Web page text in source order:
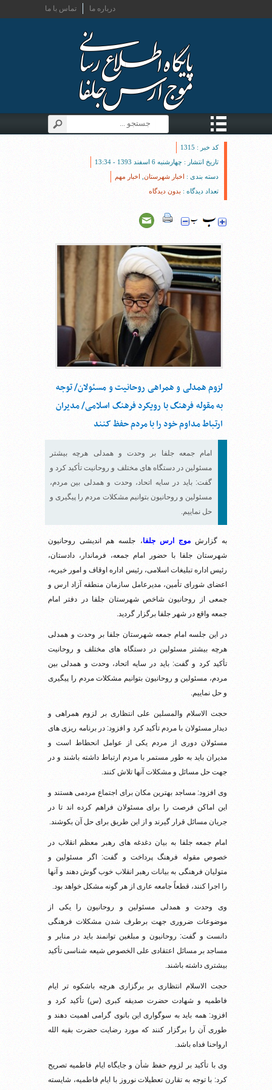
تماس با ما درباره ما
کد خبر : 1315
تاریخ انتشار : چهارشنبه 6 اسفند 1393 - 13:34
دسته بندی : اخبار شهرستان اخبار مهم
تعداد دیدگاه : بدون دیدگاه
لزوم همدلی و همراهی روحانیت و مسئولان/ توجه
به مقوله فرهنگ با رویکرد فرهنگ اسلامی/ مدیران
ارتباط مداوم خود را با مردم حفظ کنند
امام جمعه جلفا بر وحدت و همدلی هرچه بیشتر
مسئولین در دستگاه‌ های مختلف و روحانیت تأکید کرد و
گفت: باید در سایه اتحاد، وحدت و همدلی بین مردم،
مسئولین و روحانیون بتوانیم مشکلات مردم را پیگیری و
حل نماييم.
به گزارشموج ارس جلفا، جلسه هم اندیشی روحانیون
شهرستان جلفا با حضور امام جمعه، فرماندار، دادستان،
رئیس اداره تبلیغات اسلامی، رئیس اداره اوقاف و امور خیریه،
اعضای شورای تأمین، مدیرعامل سازمان منطقه آزاد ارس و
جمعی از روحانیون شاخص شهرستان جلفا در دفتر امام
جمعه واقع در شهر جلفا برگزار گردید.
در این جلسه امام جمعه شهرستان جلفا بر وحدت و همدلی
هرچه بیشتر مسئولین در دستگاه‌ های مختلف و روحانیت
تأکید کرد و گفت: باید در سایه اتحاد، وحدت و همدلی بین
مردم، مسئولین و روحانیون بتوانیم مشکلات مردم را پیگیری
و حل نماییم.
حجت الاسلام والمسلین علی انتظاری بر لزوم همراهی و
دیدار مسئولان با مردم تأکید کرد و افزود: در برنامه ریزی های
مسئولان دوری از مردم یکی از عوامل انحطاط است و
مدیران باید به طور مستمر با مردم ارتباط داشته باشند و در
جهت حل مسائل و مشکلات آنها تلاش کنند.
وی افزود: مساجد بهترین مکان برای اجتماع مردمی هستند و
این اماکن فرصت را برای مسئولان فراهم کرده اند تا در
جریان مسائل قرار گیرند و از این طریق برای حل آن بکوشند.
امام جمعه جلفا به بیان دغدغه های رهبر معظم انقلاب در
خصوص مقوله فرهنگ پرداخت و گفت: اگر مسئولین و
متولیان فرهنگی به بیانات رهبر انقلاب خوب گوش دهند و آنها
را اجرا کنند، قطعاً جامعه عاری از هر گونه مشکل خواهد بود.
وی وحدت و همدلی مسئولین و روحانیون را یکی از
موضوعات ضروری جهت برطرف شدن مشکلات فرهنگی
دانست و گفت: روحانیون و مبلغین توانمند باید در منابر و
مساجد بر مسائل اعتقادی علی الخصوص شیعه شناسی تأکید
بیشتری داشته باشند.
حجت الاسلام انتظاری بر برگزاری هرچه باشکوه تر ایام
فاطمیه و شهادت حضرت صدیقه کبری (س) تأکید کرد و
افزود: همه باید به سوگواری این بانوی گرامی اهمیت دهند و
طوری آن را برگزار کنند که مورد رضایت حضرت بقیه الله
ارواحنا فداه باشد.
وی با تأکید بر لزوم حفظ شأن و جایگاه ایام فاطمیه تصریح
کرد: با توجه به تقارن تعطیلات نوروز با ایام فاطمیه، شایسته